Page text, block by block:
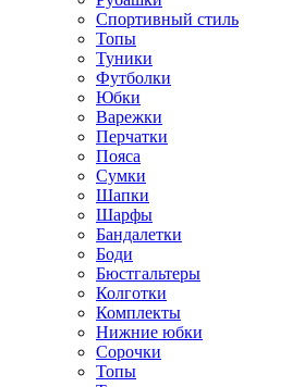
Спортивный стиль
Топы
Туники
Футболки
Юбки
Варежки
Перчатки
Пояса
Сумки
Шапки
Шарфы
Бандалетки
Боди
Бюстгальтеры
Колготки
Комплекты
Нижние юбки
Сорочки
Топы